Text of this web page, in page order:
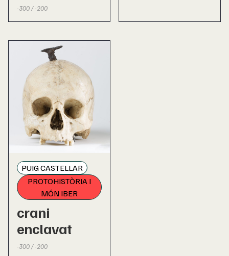
-300 / -200
PUIG CASTELLAR
PROTOHISTÒRIA I
MÓN IBER
crani
enclavat
-300 / -200